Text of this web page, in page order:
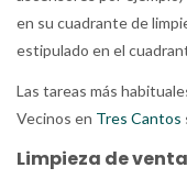
en su cuadrante de
estipulado en el
Las tareas más
Vecinos en Tres Cantos
Limpieza de